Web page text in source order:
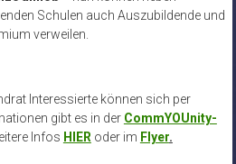
Schulen auch Auszubildende und
verweilen.
Interessierte können sich per
gibt es in der CommYOUnity-
Infos HIERoder im Flyer.